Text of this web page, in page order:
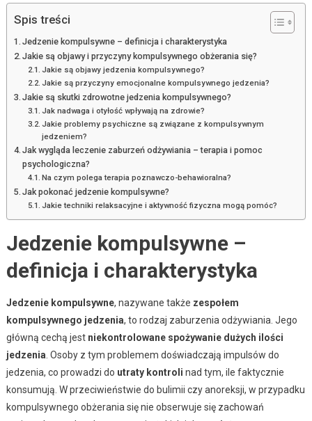
Spis treści
Jedzenie kompulsywne – definicja i charakterystyka
Jakie są objawy i przyczyny kompulsywnego obżerania się?
Jakie są objawy jedzenia kompulsywnego?
Jakie są przyczyny emocjonalne kompulsywnego jedzenia?
Jakie są skutki zdrowotne jedzenia kompulsywnego?
Jak nadwaga i otyłość wpływają na zdrowie?
Jakie problemy psychiczne są związane z kompulsywnym
jedzeniem?
Jak wygląda leczenie zaburzeń odżywiania – terapia i pomoc
psychologiczna?
Na czym polega terapia poznawczo-behawioralna?
Jak pokonać jedzenie kompulsywne?
Jakie techniki relaksacyjne i aktywność fizyczna mogą pomóc?
Jedzenie kompulsywne –
definicja i charakterystyka
Jedzenie kompulsywne, nazywane także zespołem
kompulsywnego jedzenia, to rodzaj zaburzenia odżywiania. Jego
główną cechą jest niekontrolowane spożywanie dużych ilości
jedzenia . Osoby z tym problemem doświadczają impulsów do
jedzenia, co prowadzi do utraty kontroli nad tym, ile faktycznie
konsumują. W przeciwieństwie do bulimii czy anoreksji, w przypadku
kompulsywnego obżerania się nie obserwuje się zachowań